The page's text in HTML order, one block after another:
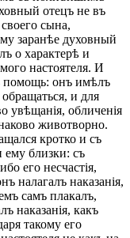
отецъ не въ
сына,
заранѣе духовный
о характерѣ и
настоятеля. И
помощь: онъ имѣлъ
обращаться, и для
увѣщанія, обличенія
животворно.
кротко и съ
близки: съ
его несчастія,
налагалъ наказанія,
самъ плакалъ,
наказанія, какъ
такому его